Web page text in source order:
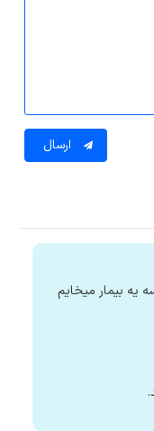
ارسال
یه بیمار میخایم